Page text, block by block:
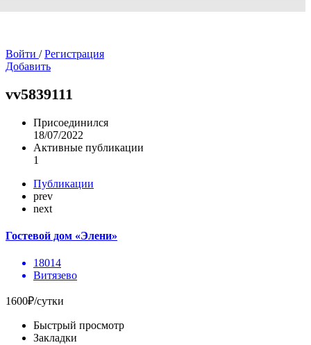
Войти / Регистрация
Добавить
vv5839111
Присоединился
18/07/2022
Активные публикации
1
Публикации
prev
next
Гостевой дом «Элени»
18014
Витязево
1600₽/сутки
Быстрый просмотр
Закладки